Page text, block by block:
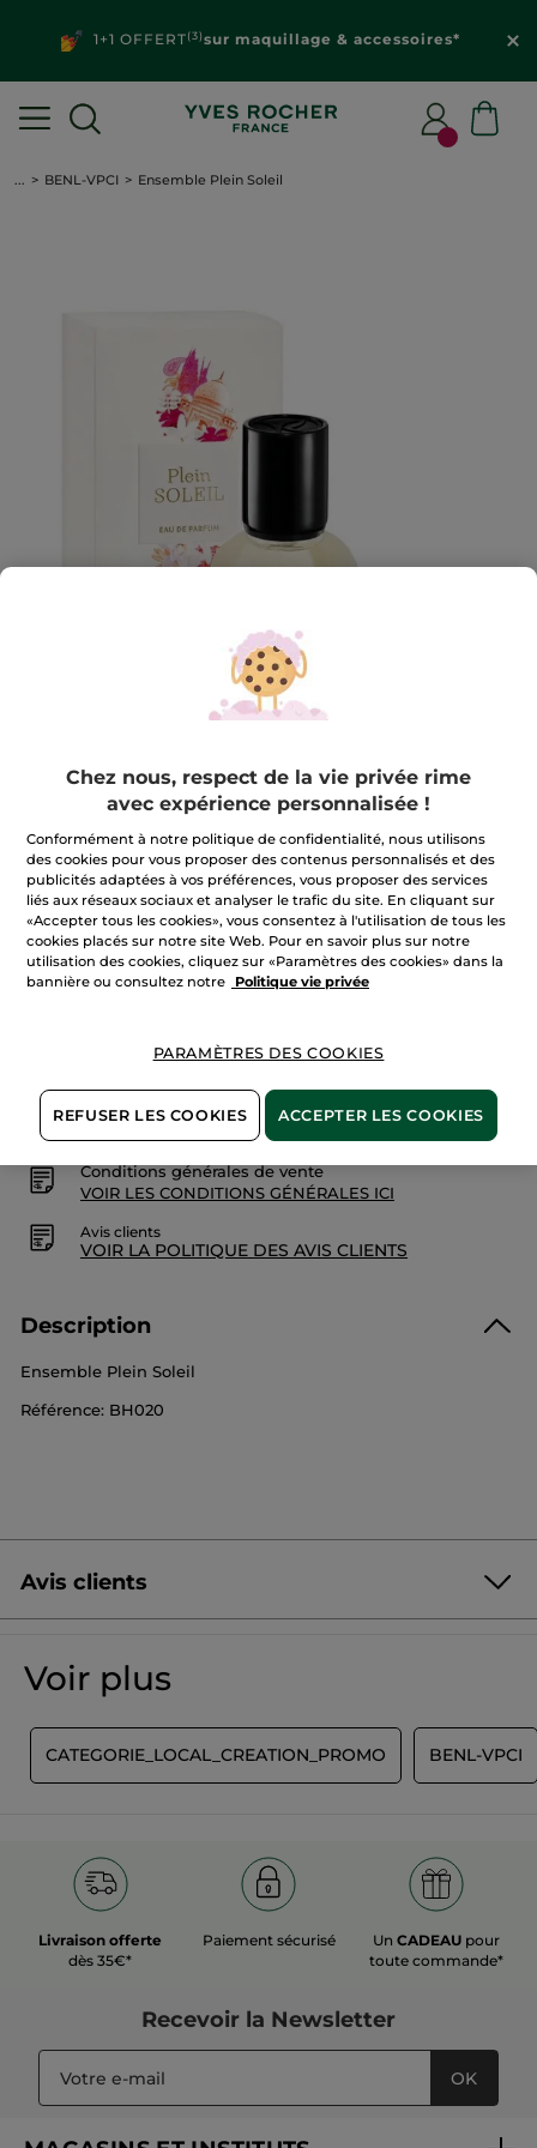
1+1 OFFERT(3)sur maquillage & accessoires*
... BENL-VPCI Ensemble Plein Soleil
Ensemble Plein Soleil
Ensemble Plein Soleil
★★★★★
★★★★★
Aucune
valeur
de
notation
AJOUTER UN AVIS
Satisfait ou remboursé
Conditions générales de vente
VOIR LES CONDITIONS GÉNÉRALES ICI
Avis clients
VOIR LA POLITIQUE DES AVIS CLIENTS
Description
Ensemble Plein Soleil
Référence: BH020
Avis clients
Aucune
valeur
pour
de
AJOUTER UN AVIS
Voir plus
CATEGORIE_LOCAL_CREATION_PROMO BENL-VPCI
Livraison offerte
dès 35€*
Paiement sécurisé UnCADEAU pour
toute commande*
Recevoir la Newsletter
OK
Chez nous, respect de la vie privée rime
avec expérience personnalisée !
Conformément à notre politique de confidentialité, nous utilisons
des cookies pour vous proposer des contenus personnalisés et des
publicités adaptées à vos préférences, vous proposer des services
liés aux réseaux sociaux et analyser le trafic du site. En cliquant sur
«Accepter tous les cookies», vous consentez à l'utilisation de tous les
cookies placés sur notre site Web. Pour en savoir plus sur notre
utilisation des cookies, cliquez sur «Paramètres des cookies» dans la
bannière ou consultez notre
Politique vie privée
PARAMÈTRES DES COOKIES
REFUSER LES COOKIES ACCEPTER LES COOKIES